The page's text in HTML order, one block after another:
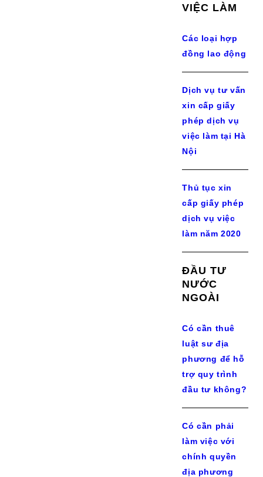
VIỆC LÀM
Các loại hợp
đồng lao động
Dịch vụ tư vấn
xin cấp giấy
phép dịch vụ
việc làm tại Hà
Nội
Thủ tục xin
cấp giấy phép
dịch vụ việc
làm năm 2020
ĐẦU TƯ
NƯỚC
NGOÀI
Có cần thuê
luật sư địa
phương để hỗ
trợ quy trình
đầu tư không?
Có cần phải
làm việc với
chính quyền
địa phương